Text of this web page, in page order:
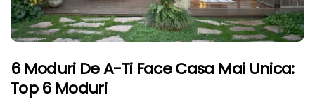
6 Moduri De A-Ti Face Casa Mai Unica:
Top 6 Moduri